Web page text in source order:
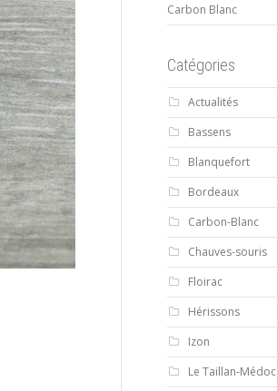
Carbon Blanc
Catégories
Actualités
Bassens
Blanquefort
Bordeaux
Carbon-Blanc
Chauves-souris
Floirac
Hérissons
Izon
Le Taillan-Médoc